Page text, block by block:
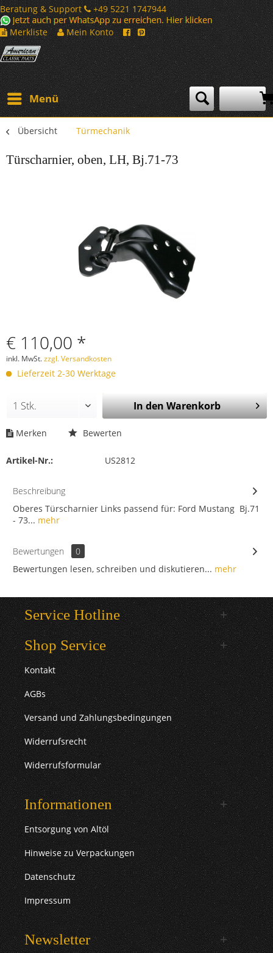
Beratung & Support
+49 5221 1747944
Merkliste
Mein Konto
Menü
Übersicht Türmechanik
Türscharnier, oben, LH, Bj.71-73
€ 110,00 *
inkl. MwSt.zzgl. Versandkosten
Lieferzeit 2-30 Werktage
In denWarenkorb
Merken Bewerten
Artikel-Nr.: US2812
Beschreibung
Oberes Türscharnier Links passend für: Ford Mustang Bj.71
- 73... mehr
Bewertungen
0
Bewertungen lesen, schreiben und diskutieren... mehr
Service Hotline
Shop Service
Kontakt
AGBs
Versand und Zahlungsbedingungen
Widerrufsrecht
Widerrufsformular
Informationen
Entsorgung von Altöl
Hinweise zu Verpackungen
Datenschutz
Impressum
Newsletter